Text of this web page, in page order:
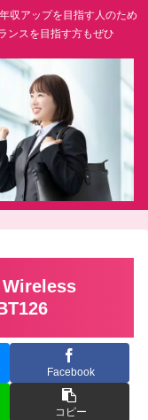
収アップを目指す人のため
ンスを目指す方もぜひ
Wireless
Facebook
コピー